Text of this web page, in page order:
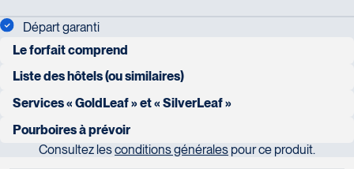
Départ garanti
Le forfait comprend
transferts entre les hôtels et les stations de train de Vancouver,
8 nuits d’hébergement selon le programme, dans un hôtel
mentionné ou similaire selon la catégorie choisie
Liste des hôtels (ou similaires)
GOLDLEAF
VANCOUVER ; Sheraton Wall Centre SUP.
Services « GoldLeaf » et « SilverLeaf »
Le service « Goldleaf »
Pourboires à prévoir
La question nous étant souvent posée, vous trouverez ci-
Consultez lesconditions générales pour ce produit.